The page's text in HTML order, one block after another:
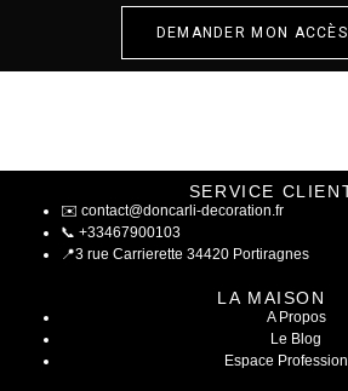
DEMANDER MON
SERVICE
✉️ contact@doncarli-decoration.fr
📞 +33467900103
📍3 rue Carrierette 34420 Portiragnes
LA MAISON
A Propos
Le Blog
Espace